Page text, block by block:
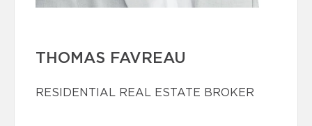
THOMAS FAVREAU
RESIDENTIAL REAL ESTATE BROKER